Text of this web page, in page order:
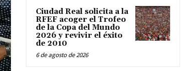
Ciudad Real solicita a la
RFEF acoger el Trofeo
de la Copa del Mundo
2026 y revivir el éxito
de 2010
6 de agosto de 2026